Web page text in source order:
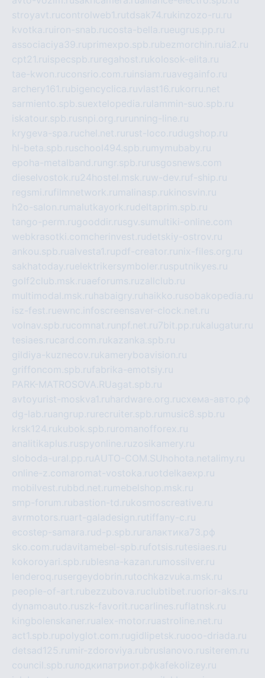
stroyavt.rucontrolweb1.rutdsak74.rukinzozo-ru.ru
kvotka.ru iron-snab.rucosta-bella.rueugrus.pp.ru
associaciya39.ruprimexpo.spb.rubezmorchin.ru ia2.ru
cpt21.ru ispecspb.ru regahost.rukolosok-elita.ru
tae-kwon.ruconsrio.com.ru insiam.ruavegainfo.ru
archery161.rubigencyclica.ruvlast16.rukorru.net
sarmiento.spb.suextelopedia.ru lammin-suo.spb.ru
iskatour.spb.rusnpi.org.ru running-line.ru
krygeva-spa.ruchel.net.ru rust-loco.rudugshop.ru
hl-beta.spb.ruschool494.spb.ru mymubaby.ru
epoha-metalband.ru ngr.spb.ru rusgosnews.com
dieselvostok.ru24hostel.msk.ruw-dev.ruf-ship.ru
regsmi.rufilmnetwork.ru malinasp.rukinosvin.ru
h2o-salon.ru malutkayork.rudeltaprim.spb.ru
tango-perm.rugooddir.rusgv.su multiki-online.com
webkrasotki.comcherinvest.rudetskiy-ostrov.ru
ankou.spb.rualvesta1.rupdf-creator.ru nix-files.org.ru
sakhatoday.ruelektrikersymboler.rusputnikyes.ru
golf2club.msk.ruaeforums.ruzallclub.ru
multimodal.msk.ru habaigry.ru haikko.rusobakopedia.ru
isz-fest.ruewnc.infoscreensaver-clock.net.ru
volnav.spb.rucomnat.ru npf.net.ru7bit.pp.rukalugatur.ru
tesiaes.rucard.com.rukazanka.spb.ru
gildiya-kuznecov.rukameryboavision.ru
griffoncom.spb.rufabrika-emotsiy.ru
PARK-MATROSOVA.RUagat.spb.ru
avtoyurist-moskva1.ru hardware.org.ruсхема-авто.рф
dg-lab.ruangrup.ru recruiter.spb.ru music8.spb.ru
krsk124.rukubok.spb.ru romanofforex.ru
analitikaplus.ruspyonline.ruzosikamery.ru
sloboda-ural.pp.ruAUTO-COM.SU hohota.netalimy.ru
online-z.comaromat-vostoka.ruotdelkaexp.ru
mobilvest.rubbd.net.ru mebelshop.msk.ru
smp-forum.rubastion-td.rukosmoscreative.ru
avrmotors.ruart-galadesign.rutiffany-c.ru
ecostep-samara.rud-p.spb.ru галактика73.рф
sko.com.rudavitamebel-spb.rufotsis.rutesiaes.ru
kokoroyari.spb.rublesna-kazan.ru mossilver.ru
lenderoq.rusergeydobrin.rutochkazvuka.msk.ru
people-of-art.rubezzubova.ruclubtibet.ruorior-aks.ru
dynamoauto.ruszk-favorit.rucarlines.ruflatnsk.ru
kingbolenskaner.rualex-motor.ruastroline.net.ru
act1.spb.rupolyglot.com.rugidlipetsk.ruooo-driada.ru
detsad125.ru mir-zdoroviya.rubruslanovo.rusiterem.ru
council.spb.ruлодкипатриот.рфkafekolizey.ru